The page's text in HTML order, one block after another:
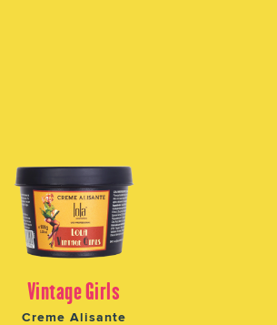
Vintage Girls
Creme Alisante